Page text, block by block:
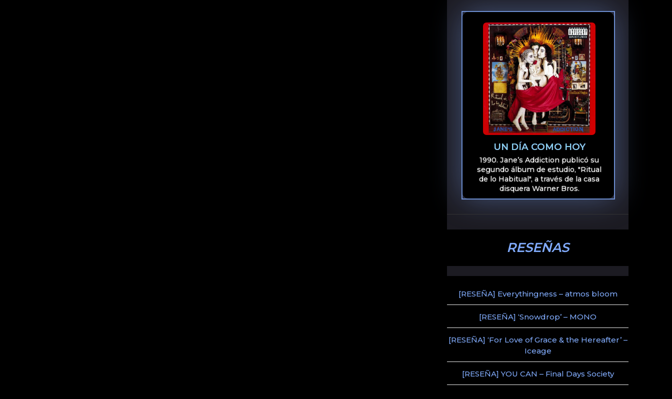
UN DÍA COMO HOY
1990. Jane’s Addiction publicó su
segundo álbum de estudio, "Ritual
de lo Habitual", a través de la casa
disquera Warner Bros.
RESEÑAS
[RESEÑA] Everythingness – atmos bloom
[RESEÑA] ‘Snowdrop’ – MONO
[RESEÑA] ‘For Love of Grace & the Hereafter’ –
Iceage
[RESEÑA] YOU CAN – Final Days Society